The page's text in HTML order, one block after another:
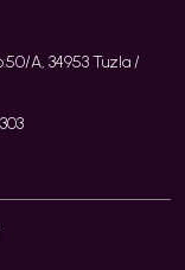
A, 34953 Tuzla /